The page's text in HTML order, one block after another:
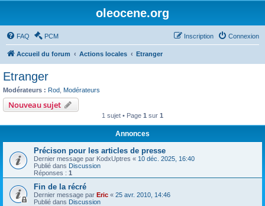
oleocene.org
FAQ PCM Connexion
Inscription
Accueil du forum Actions locales Etranger
Etranger
Modérateurs : Rod Modérateurs
Nouveau sujet
1 sujet • Page 1 sur 1
Annonces
Précison pour les articles de presse
Dernier message par KodxUptres « 10 déc. 2025, 16:40
Publié dans Discussion
Réponses : 1
Fin de la récré
Dernier message par Eric « 25 avr. 2010, 14:46
Publié dans Discussion